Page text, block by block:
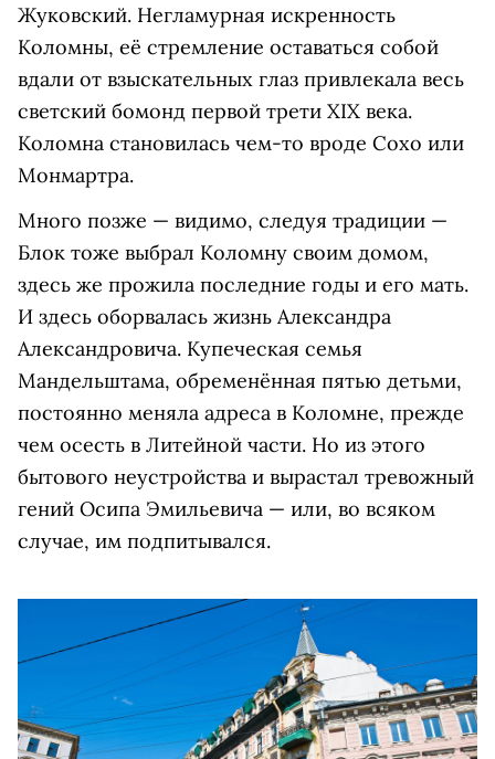
Жуковский. Негламурная искренность
Коломны, её стремление оставаться собой
вдали от взыскательных глаз привлекала весь
светский бомонд первой трети XIX века.
Коломна становилась чем-то вроде Сохо или
Монмартра.
Много позже — видимо, следуя традиции —
Блок тоже выбрал Коломну своим домом,
здесь же прожила последние годы и его мать.
И здесь оборвалась жизнь Александра
Александровича. Купеческая семья
Мандельштама, обременённая пятью детьми,
постоянно меняла адреса в Коломне, прежде
чем осесть в Литейной части. Но из этого
бытового неустройства и вырастал тревожный
гений Осипа Эмильевича — или, во всяком
случае, им подпитывался.